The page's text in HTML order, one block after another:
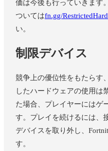
価は今後も行っていきます
ついてはfn.gg/
い。
制限デバイス
競争上の優位性をもたらす
したハードウェアの使用は
た場合、プレイヤーにはゲ
す。プレイを続けるには、
デバイスを取り外し、
す。